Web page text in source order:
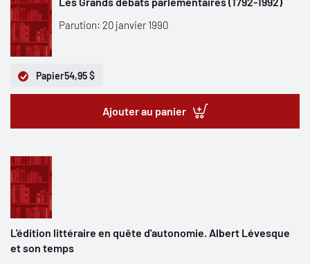
Parution: 20 janvier 1990
Papier54,95 $
Ajouter au panier
L'édition littéraire en quête d'autonomie. Albert Lévesque
et son temps